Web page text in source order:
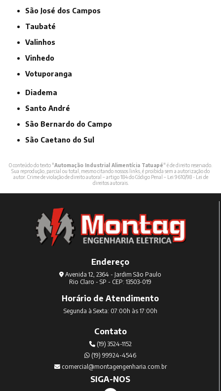
São José dos Campos
Taubaté
Valinhos
Vinhedo
Votuporanga
Diadema
Santo André
São Bernardo do Campo
São Caetano do Sul
O conteúdo do texto "Automação Industrial Alimentícia Tatuapé" é de direito reservado.
Sua reprodução, parcial ou total, mesmo citando nossos links, é proibida sem a autorização do
autor. Crime de violação de direito autoral – artigo 184 do Código Penal –
Lei 9610/98 - Lei de
direitos autorais.
Endereço
Avenida 12, 2364 - Jardim São Paulo
Rio Claro - SP - CEP: 13503-019
Horário de Atendimento
Segunda à Sexta: 07:00h às 17:00h
Contato
(19) 3524-1152
(19) 99924-4546
comercial@montagengenharia.com.br
SIGA-NOS